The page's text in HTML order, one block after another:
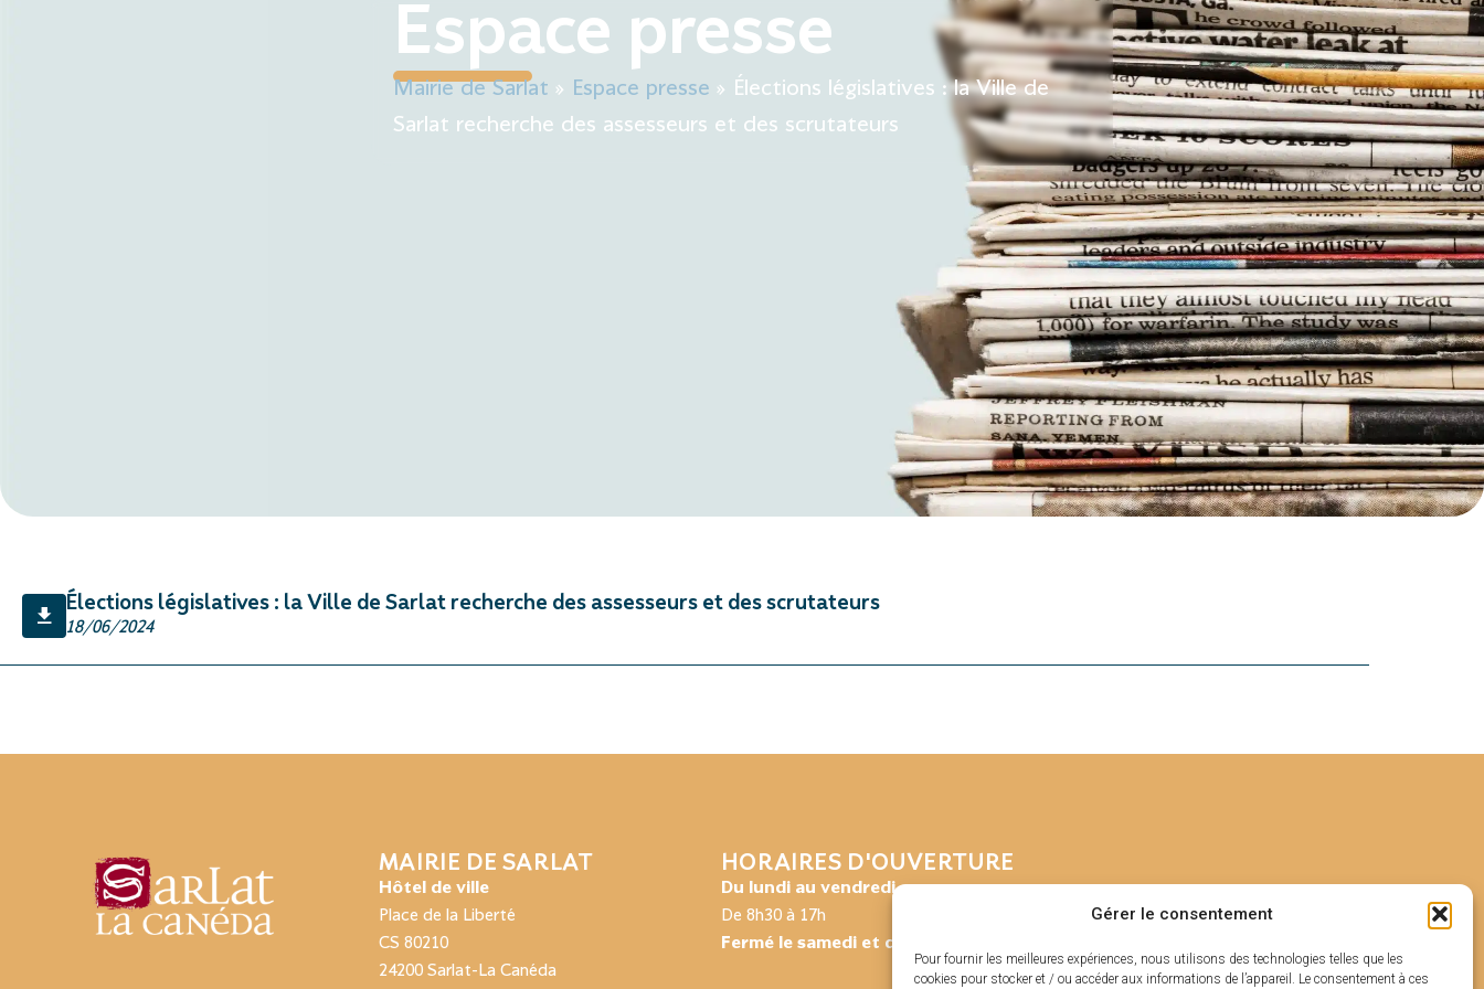
Gérer le consentement
Pour fournir les meilleures expériences, nous utilisons des technologies telles que les
cookies pour stocker et / ou accéder aux informations de l’appareil. Le consentement à ces
Ma Mairie Mon quotidien Sortir & bouger Découvrir Sarlat 17 °C
Espace presse
Mairie de Sarlat » Espace presse » Élections législatives : la Ville de
Sarlat recherche des assesseurs et des scrutateurs
Élections législatives : la Ville de Sarlat recherche des assesseurs et des scrutateurs
18/06/2024
MAIRIE DE SARLAT
Hôtel de ville
Place de la Liberté
CS 80210
24200 Sarlat-La Canéda
HORAIRES D'OUVERTURE
Du lundi au vendredi :
De 8h30 à 17h
Fermé le samedi et dimanche